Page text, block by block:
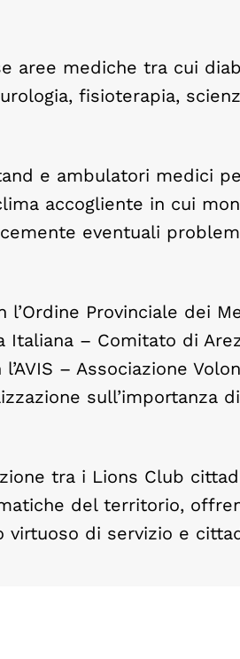
aree mediche tra cui
fisioterapia,
e ambulatori medici
accogliente in cui
eventuali
Provinciale dei
Italiana – Comitato di
– Associazione
sull’importanza
tra i Lions Club
del territorio,
di servizio e